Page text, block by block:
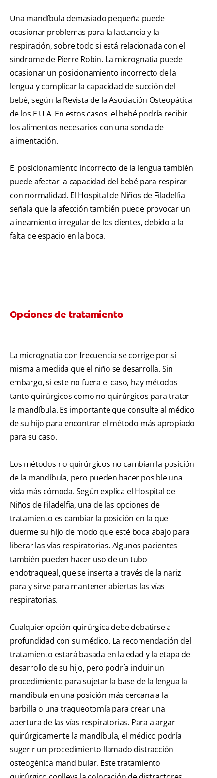
Una mandíbula demasiado pequeña puede
ocasionar problemas para la lactancia y la
respiración, sobre todo si está relacionada con el
síndrome de Pierre Robin. La micrognatia puede
ocasionar un posicionamiento incorrecto de la
lengua y complicar la capacidad de succión del
bebé, según la Revista de la Asociación Osteopática
de los E.U.A. En estos casos, el bebé podría recibir
los alimentos necesarios con una sonda de
alimentación.
El posicionamiento incorrecto de la lengua también
puede afectar la capacidad del bebé para respirar
con normalidad. El Hospital de Niños de Filadelfia
señala que la afección también puede provocar un
alineamiento irregular de los dientes, debido a la
falta de espacio en la boca.
Opciones de tratamiento
La micrognatia con frecuencia se corrige por sí
misma a medida que el niño se desarrolla. Sin
embargo, si este no fuera el caso, hay métodos
tanto quirúrgicos como no quirúrgicos para tratar
la mandíbula. Es importante que consulte al médico
de su hijo para encontrar el método más apropiado
para su caso.
Los métodos no quirúrgicos no cambian la posición
de la mandíbula, pero pueden hacer posible una
vida más cómoda. Según explica el Hospital de
Niños de Filadelfia, una de las opciones de
tratamiento es cambiar la posición en la que
duerme su hijo de modo que esté boca abajo para
liberar las vías respiratorias. Algunos pacientes
también pueden hacer uso de un tubo
endotraqueal, que se inserta a través de la nariz
para y sirve para mantener abiertas las vías
respiratorias.
Cualquier opción quirúrgica debe debatirse a
profundidad con su médico. La recomendación del
tratamiento estará basada en la edad y la etapa de
desarrollo de su hijo, pero podría incluir un
procedimiento para sujetar la base de la lengua la
mandíbula en una posición más cercana a la
barbilla o una traqueotomía para crear una
apertura de las vías respiratorias. Para alargar
quirúrgicamente la mandíbula, el médico podría
sugerir un procedimiento llamado distracción
osteogénica mandibular. Este tratamiento